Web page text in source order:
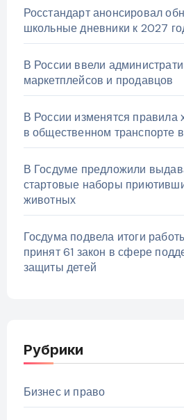
Росстандарт анонсировал
школьные дневники к 2027
В России ввели
маркетплейсов и продавцов
В России изменятся правила
в общественном транспорте
В Госдуме предложили
стартовые наборы
животных
Госдума подвела итоги
принят 61 закон в сфере
защиты детей
Рубрики
Бизнес и право